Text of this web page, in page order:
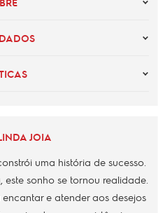
JOIA
uma história de sucesso.
este sonho se tornou realidade.
e atender aos desejos